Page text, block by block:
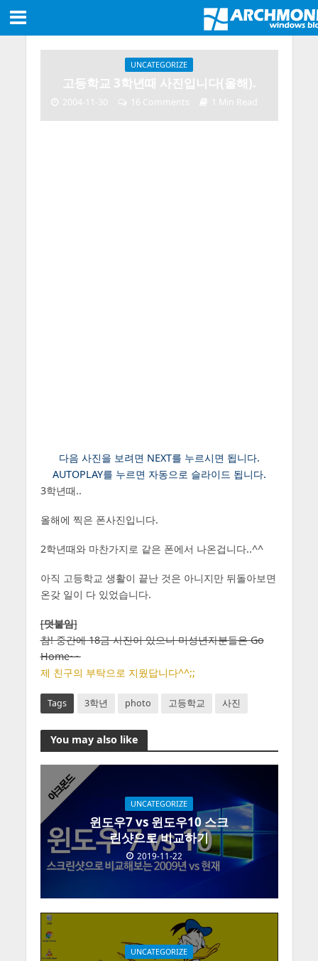
UNCATEGORIZE
고등학교 3학년때 사진입니다(올해).
2004-11-30 16 Comments 1 Min Read
다음 사진을 보려면 NEXT를 누르시면 됩니다.
AUTOPLAY를 누르면 자동으로 슬라이드 됩니다.
3학년때..
올해에 찍은 폰사진입니다.
2학년때와 마찬가지로 같은 폰에서 나온겁니다..^^
아직 고등학교 생활이 끝난 것은 아니지만 뒤돌아보면
온갖 일이 다 있었습니다.
[덧붙임]
참! 중간에 18금 사진이 있으니 미성년자분들은 Go
Home~~
제 친구의 부탁으로 지웠답니다^^;;
Tags 3학년 photo 고등학교 사진
You may also like
UNCATEGORIZE
윈도우7 vs 윈도우10 스크
린샷으로 비교하기
2019-11-22
UNCATEGORIZE